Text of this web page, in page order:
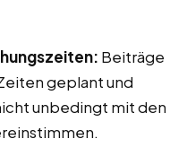
Beiträge
geplant und
unbedingt mit den